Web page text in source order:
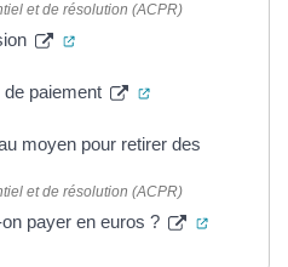
et de résolution (ACPR)
(ouverture dans un nouvel
paiement (ouverture dans
moyen pour retirer des
dans un nouvel onglet)
et de résolution (ACPR)
payer en euros ?